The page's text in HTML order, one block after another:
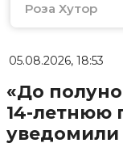
Роза Хутор
05.08.2026, 18:53
«До
14-летнюю
уведомили